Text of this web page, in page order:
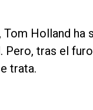
Holland ha
tras el
trata.